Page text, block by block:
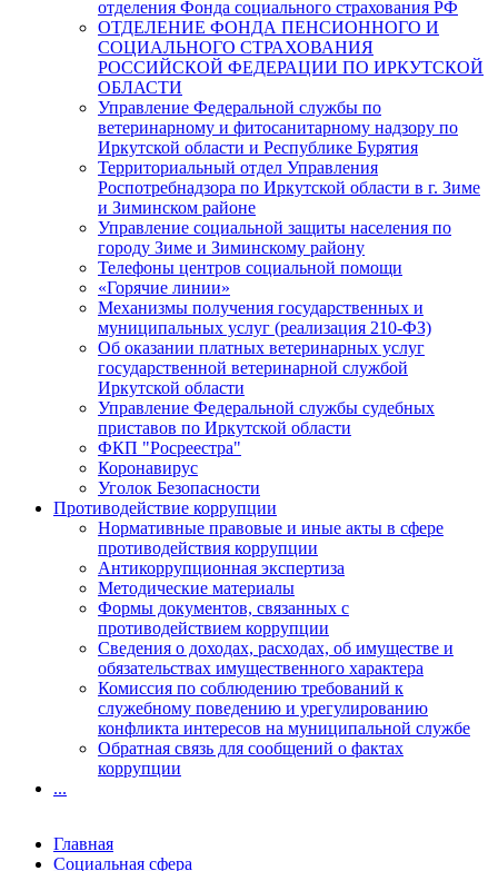
отделения Фонда социального страхования РФ
ОТДЕЛЕНИЕ ФОНДА ПЕНСИОННОГО И
СОЦИАЛЬНОГО СТРАХОВАНИЯ
РОССИЙСКОЙ ФЕДЕРАЦИИ ПО ИРКУТСКОЙ
ОБЛАСТИ
Управление Федеральной службы по
ветеринарному и фитосанитарному надзору по
Иркутской области и Республике Бурятия
Территориальный отдел Управления
Роспотребнадзора по Иркутской области в г. Зиме
и Зиминском районе
Управление социальной защиты населения по
городу Зиме и Зиминскому району
Телефоны центров социальной помощи
«Горячие линии»
Механизмы получения государственных и
муниципальных услуг (реализация 210-ФЗ)
Об оказании платных ветеринарных услуг
государственной ветеринарной службой
Иркутской области
Управление Федеральной службы судебных
приставов по Иркутской области
ФКП "Росреестра"
Коронавирус
Уголок Безопасности
Противодействие коррупции
Нормативные правовые и иные акты в сфере
противодействия коррупции
Антикоррупционная экспертиза
Методические материалы
Формы документов, связанных с
противодействием коррупции
Сведения о доходах, расходах, об имуществе и
обязательствах имущественного характера
Комиссия по соблюдению требований к
служебному поведению и урегулированию
конфликта интересов на муниципальной службе
Обратная связь для сообщений о фактах
коррупции
...
Главная
Социальная сфера